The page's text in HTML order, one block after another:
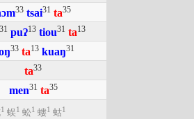
33 tsai31 ta35
31 puʔ13 tiou31 ta13
33 ta13 kuaŋ31
ta33
men31 ta35
1 蜈1 蚣1 螻1 蛄1